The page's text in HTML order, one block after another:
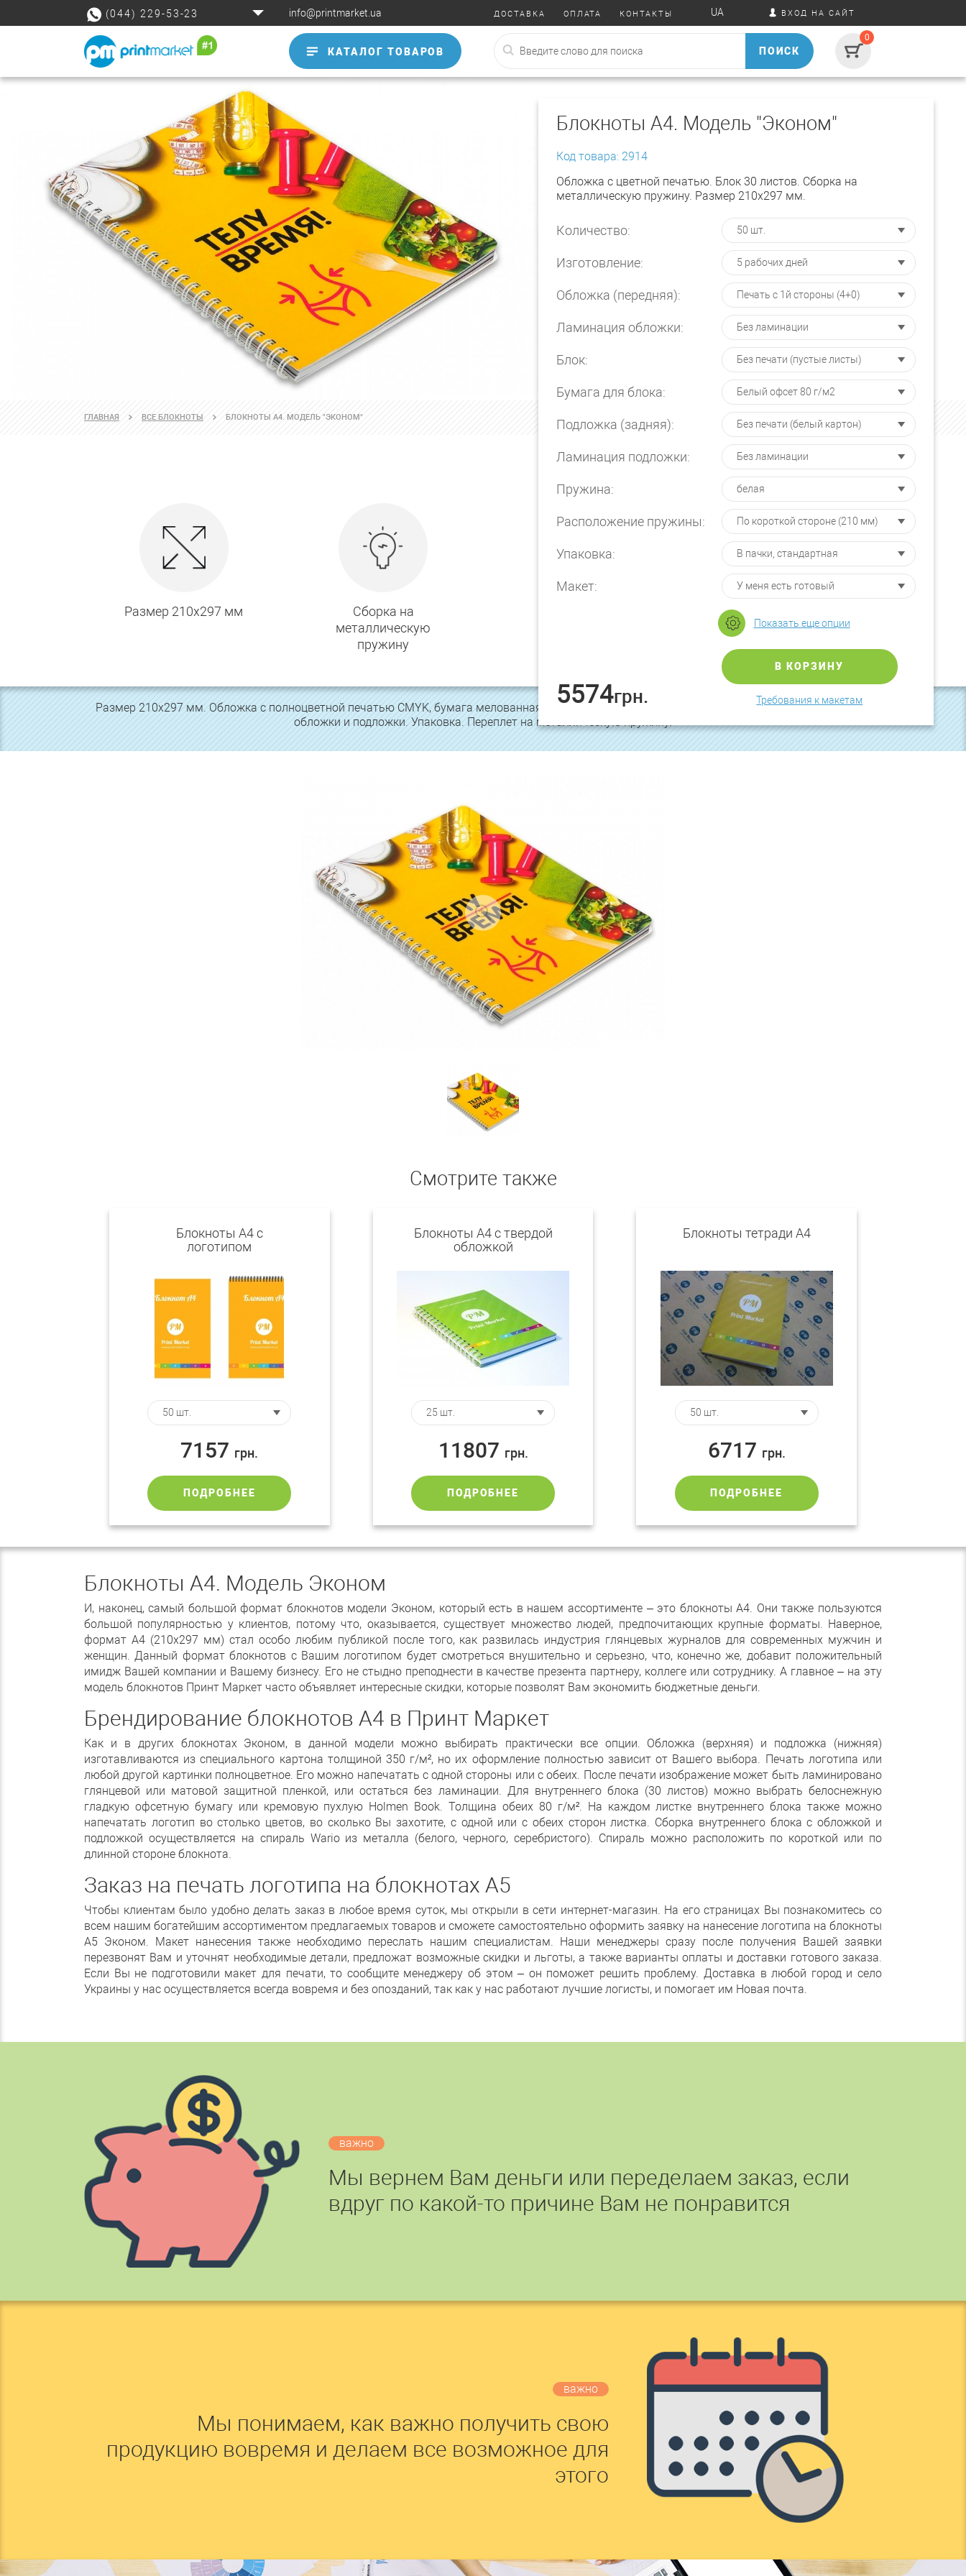
(044) 229-53-23 info@printmarket.ua ДОСТАВКА ОПЛАТА КОНТАКТЫ UA ВХОД НА САЙТ
КАТАЛОГ ТОВАРОВ ПОИСК
0
Блокноты А4. Модель "Эконом"
Код товара: 2914
Обложка с цветной печатью. Блок 30 листов. Сборка на
металлическую пружину. Размер 210х297 мм.
Количество:
Изготовление:
Обложка (передняя):
Ламинация обложки:
Блок:
Бумага для блока:
Подложка (задняя):
Ламинация подложки:
Пружина:
Расположение пружины:
Упаковка:
Макет:
Показать еще опции
5574грн.
В КОРЗИНУ
Требования к макетам
ГЛАВНАЯ ВСЕ БЛОКНОТЫ БЛОКНОТЫ А4. МОДЕЛЬ "ЭКОНОМ"
Размер 210х297 мм
Сборка на
металлическую
пружину
Размер 210х297 мм. Обложка с полноцветной печатью CMYK, бумага мелованная матовая 350 г/м2. Блок - 30 листов. Доп. опция - ламинация
обложки и подложки. Упаковка. Переплет на металлическую пружину.
Смотрите также
Блокноты А4 с
логотипом
7157 грн.
ПОДРОБНЕЕ
Блокноты A4 с твердой
обложкой
11807 грн.
ПОДРОБНЕЕ
Блокноты тетради A4
6717 грн.
ПОДРОБНЕЕ
Блокноты А4. Модель Эконом
И, наконец, самый большой формат блокнотов модели Эконом, который есть в нашем ассортименте – это блокноты А4. Они также пользуются
большой популярностью у клиентов, потому что, оказывается, существует множество людей, предпочитающих крупные форматы. Наверное,
формат А4 (210х297 мм) стал особо любим публикой после того, как развилась индустрия глянцевых журналов для современных мужчин и
женщин. Данный формат блокнотов с Вашим логотипом будет смотреться внушительно и серьезно, что, конечно же, добавит положительный
имидж Вашей компании и Вашему бизнесу. Его не стыдно преподнести в качестве презента партнеру, коллеге или сотруднику. А главное – на эту
модель блокнотов Принт Маркет часто объявляет интересные скидки, которые позволят Вам экономить бюджетные деньги.
Брендирование блокнотов А4 в Принт Маркет
Как и в других блокнотах Эконом, в данной модели можно выбирать практически все опции. Обложка (верхняя) и подложка (нижняя)
изготавливаются из специального картона толщиной 350 г/м², но их оформление полностью зависит от Вашего выбора. Печать логотипа или
любой другой картинки полноцветное. Его можно напечатать с одной стороны или с обеих. После печати изображение может быть ламинировано
глянцевой или матовой защитной пленкой, или остаться без ламинации. Для внутреннего блока (30 листов) можно выбрать белоснежную
гладкую офсетную бумагу или кремовую пухлую Holmen Book. Толщина обеих 80 г/м². На каждом листке внутреннего блока также можно
напечатать логотип во столько цветов, во сколько Вы захотите, с одной или с обеих сторон листка. Сборка внутреннего блока с обложкой и
подложкой осуществляется на спираль Wario из металла (белого, черного, серебристого). Спираль можно расположить по короткой или по
длинной стороне блокнота.
Заказ на печать логотипа на блокнотах А5
Чтобы клиентам было удобно делать заказ в любое время суток, мы открыли в сети интернет-магазин. На его страницах Вы познакомитесь со
всем нашим богатейшим ассортиментом предлагаемых товаров и сможете самостоятельно оформить заявку на нанесение логотипа на блокноты
А5 Эконом. Макет нанесения также необходимо переслать нашим специалистам. Наши менеджеры сразу после получения Вашей заявки
перезвонят Вам и уточнят необходимые детали, предложат возможные скидки и льготы, а также варианты оплаты и доставки готового заказа.
Если Вы не подготовили макет для печати, то сообщите менеджеру об этом – он поможет решить проблему. Доставка в любой город и село
Украины у нас осуществляется всегда вовремя и без опозданий, так как у нас работают лучшие логисты, и помогает им Новая почта.
важно
Мы вернем Вам деньги или переделаем заказ, если
вдруг по какой-то причине Вам не понравится
важно
Мы понимаем, как важно получить свою
продукцию вовремя и делаем все возможное для
этого